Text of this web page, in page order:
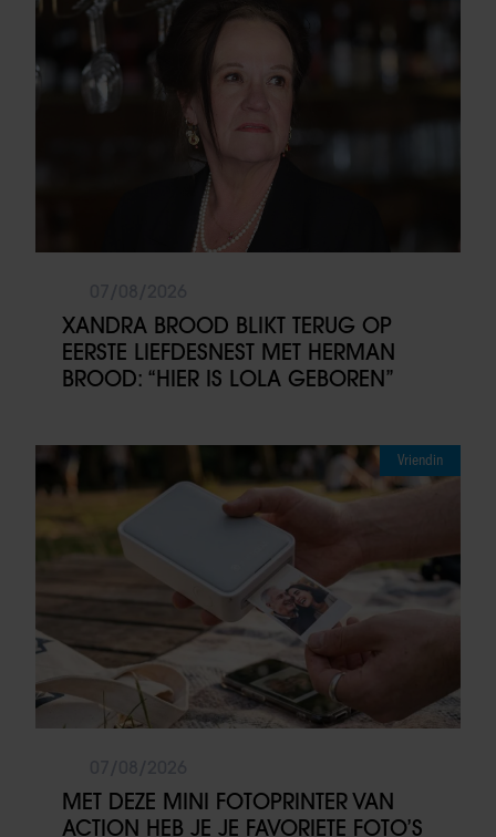
XANDRA BROOD BLIKT TERUG OP
EERSTE LIEFDESNEST MET HERMAN
BROOD: “HIER IS LOLA GEBOREN”
Vriendin
MET DEZE MINI FOTOPRINTER VAN
ACTION HEB JE JE FAVORIETE FOTO’S